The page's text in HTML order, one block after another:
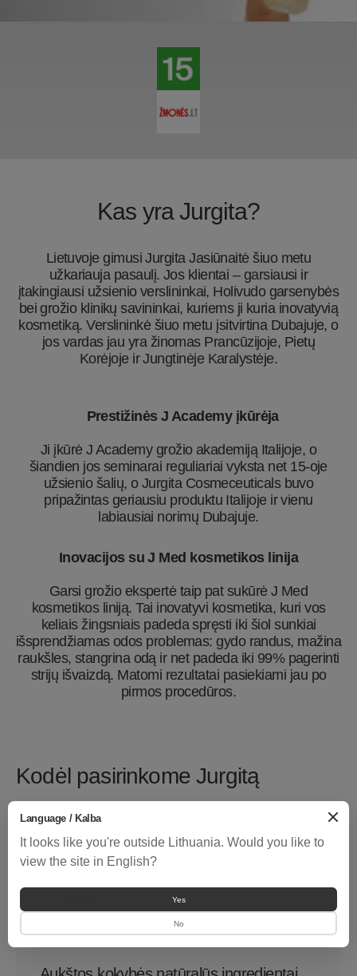
Language / Kalba
It looks like you're outside Lithuania. Would you like to
view the site in English?
Yes
No
Kas yra Jurgita?
Lietuvoje gimusi Jurgita Jasiūnaitė šiuo metu
užkariauja pasaulį. Jos klientai – garsiausi ir
įtakingiausi užsienio verslininkai, Holivudo garsenybės
bei grožio klinikų savininkai, kuriems ji kuria inovatyvią
kosmetiką. Verslininkė šiuo metu įsitvirtina Dubajuje, o
jos vardas jau yra žinomas Prancūzijoje, Pietų
Korėjoje ir Jungtinėje Karalystėje.
Prestižinės J Academy įkūrėja
Ji įkūrė J Academy grožio akademiją Italijoje, o
šiandien jos seminarai reguliariai vyksta net 15-oje
užsienio šalių, o Jurgita Cosmeceuticals buvo
pripažintas geriausiu produktu Italijoje ir vienu
labiausiai norimų Dubajuje.
Inovacijos su J Med kosmetikos linija
Garsi grožio ekspertė taip pat sukūrė J Med
kosmetikos liniją. Tai inovatyvi kosmetika, kuri vos
keliais žingsniais padeda spręsti iki šiol sunkiai
išsprendžiamas odos problemas: gydo randus, mažina
raukšles, stangrina odą ir net padeda iki 99% pagerinti
strijų išvaizdą. Matomi rezultatai pasiekiami jau po
pirmos procedūros.
Kodėl pasirinkome Jurgitą
Įrodytas veiksmingumas
JURGITA produktai suteikia greitus ir matomus
rezultatus, pašalindami poreikį invazinėms